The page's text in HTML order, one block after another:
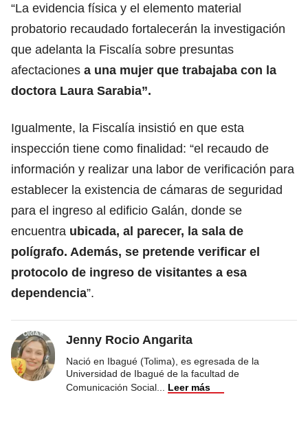
“La evidencia física y el elemento material
probatorio recaudado fortalecerán la investigación
que adelanta la Fiscalía sobre presuntas
afectaciones a una mujer que trabajaba con la
doctora Laura Sarabia”.
Igualmente, la Fiscalía insistió en que esta
inspección tiene como finalidad: “el recaudo de
información y realizar una labor de verificación para
establecer la existencia de cámaras de seguridad
para el ingreso al edificio Galán, donde se
encuentra ubicada, al parecer, la sala de
polígrafo. Además, se pretende verificar el
protocolo de ingreso de visitantes a esa
dependencia”.
Jenny Rocio Angarita
Nació en Ibagué (Tolima), es egresada de la
Universidad de Ibagué de la facultad de
Comunicación Social
Leer más